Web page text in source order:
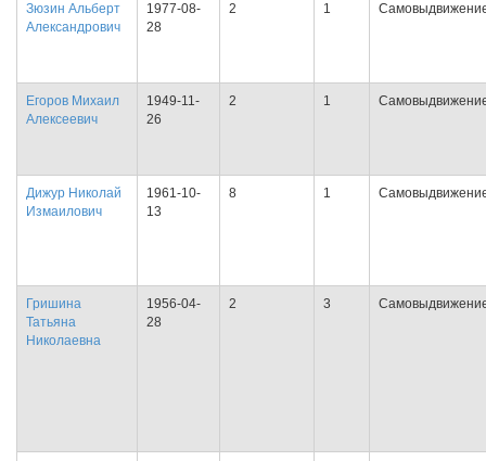
Зюзин Альберт
Александрович
1977-08-
28
2 1
Егоров Михаил
Алексеевич
1949-11-
26
2 1
Дижур Николай
Измаилович
1961-10-
13
8 1
Гришина
Татьяна
Николаевна
1956-04-
28
2 3